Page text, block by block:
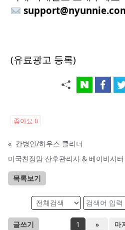
(유료광고 등록)
좋아요 0
« 간병인/하우스 클리너
미국친정맘 산후관리사 & 베이비시터
목록보기
글쓰기 1 » 마